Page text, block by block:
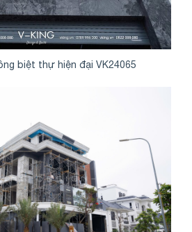
biệt thự hiện đại VK24065